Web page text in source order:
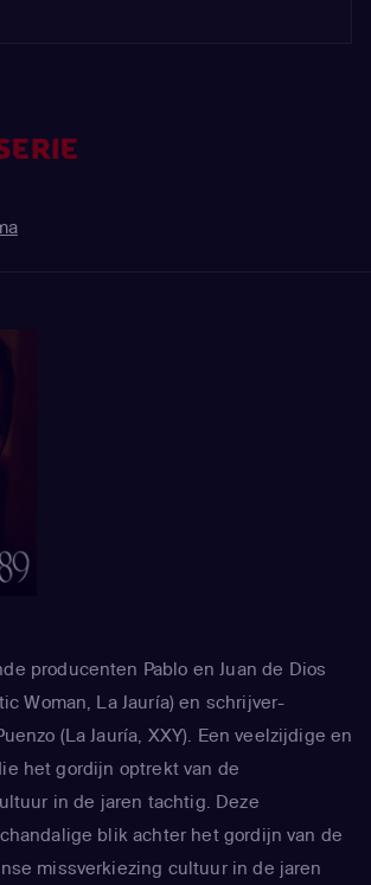
producenten Pablo en Juan de Dios
Woman, La Jauría) en schrijver-
(La Jauría, XXY). Een veelzijdige en
het gordijn optrekt van de
in de jaren tachtig. Deze
blik achter het gordijn van de
missverkiezing cultuur in de jaren